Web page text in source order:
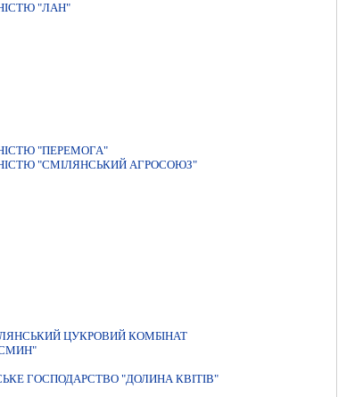
"ЛАН"
"ПЕРЕМОГА"
"СМIЛЯНСЬКИЙ АГРОСОЮЗ"
ЦУКРОВИЙ КОМБІНАТ
ГОСПОДАРСТВО "ДОЛИНА КВIТIВ"